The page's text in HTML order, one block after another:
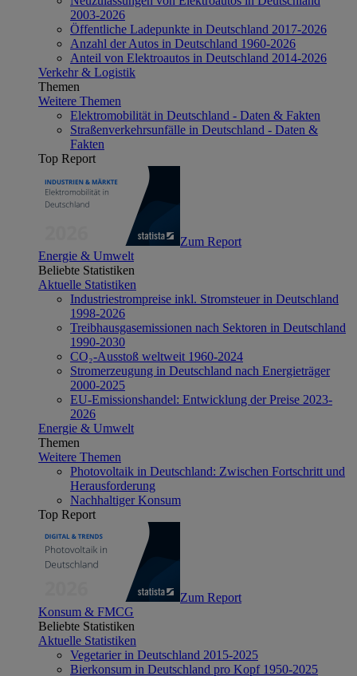
2003-2026
Öffentliche Ladepunkte in Deutschland 2017-2026
Anzahl der Autos in Deutschland 1960-2026
Anteil von Elektroautos in Deutschland 2014-2026
Verkehr & Logistik
Themen
Weitere Themen
Elektromobilität in Deutschland - Daten & Fakten
Straßenverkehrsunfälle in Deutschland - Daten &
Fakten
Top Report
Zum Report
Energie & Umwelt
Beliebte Statistiken
Aktuelle Statistiken
Industriestrompreise inkl. Stromsteuer in Deutschland
1998-2026
Treibhausgasemissionen nach Sektoren in Deutschland
1990-2030
CO₂-Ausstoß weltweit 1960-2024
Stromerzeugung in Deutschland nach Energieträger
2000-2025
EU-Emissionshandel: Entwicklung der Preise 2023-
2026
Energie & Umwelt
Themen
Weitere Themen
Photovoltaik in Deutschland: Zwischen Fortschritt und
Herausforderung
Nachhaltiger Konsum
Top Report
Zum Report
Konsum & FMCG
Beliebte Statistiken
Aktuelle Statistiken
Vegetarier in Deutschland 2015-2025
Bierkonsum in Deutschland pro Kopf 1950-2025